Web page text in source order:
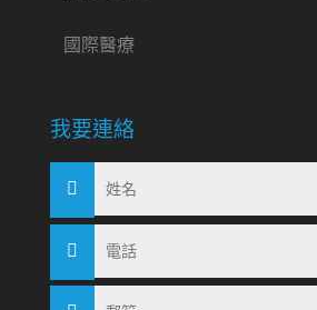
國際醫療
我要連絡